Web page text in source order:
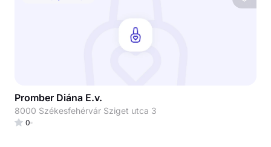
Promber Diána E.v.
8000 Székesfehérvár Sziget utca 3
0